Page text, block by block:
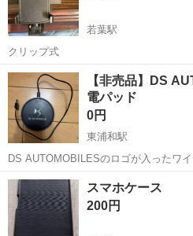
若葉駅
クリップ式
埼玉 坂戸市 若葉駅
【非売品】DS
電パッド
0円
東浦和駅
DS AUTOMOBILESのロゴが入ったワイヤ
ランド】DS AUTOMOBILES 【カテゴ
状態】目立った傷や汚れなし 【カラー】ブラック系
お引...
埼玉 さいたま市
スマホケース
200円